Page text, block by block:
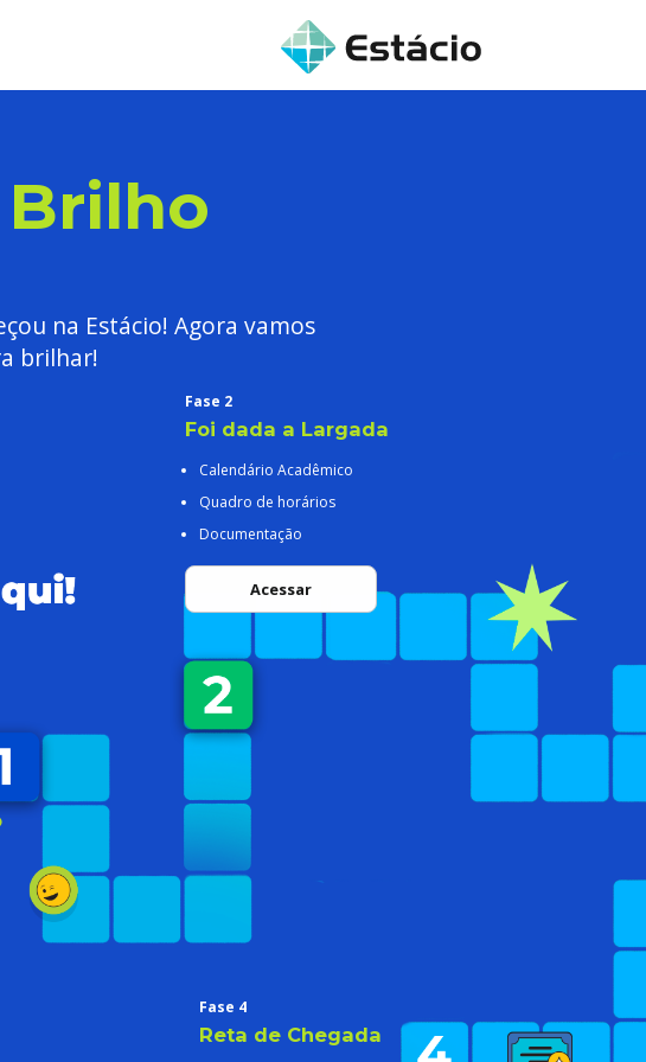
na Estácio! Agora vamos
brilhar!
Fase 2
Foi dada a Largada
Calendário Acadêmico
Quadro de horários
Documentação
Acessar
Fase 4
Reta de Chegada